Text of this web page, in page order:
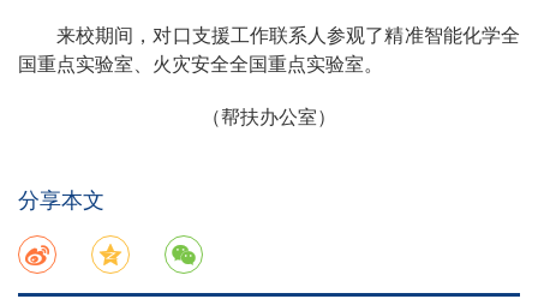
来校期间，对口支援工作联系人参观了精准智能化学全
国重点实验室、火灾安全全国重点实验室。
（帮扶办公室）
分享本文